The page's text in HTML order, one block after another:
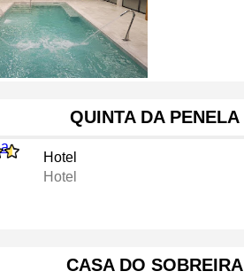
QUINTA DA PENELA
Hotel
Hotel
CASA DO SOBREIRA